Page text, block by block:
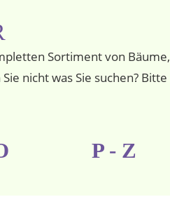
Sortiment von Bäume,
nicht was Sie suchen? Bitte
P - Z